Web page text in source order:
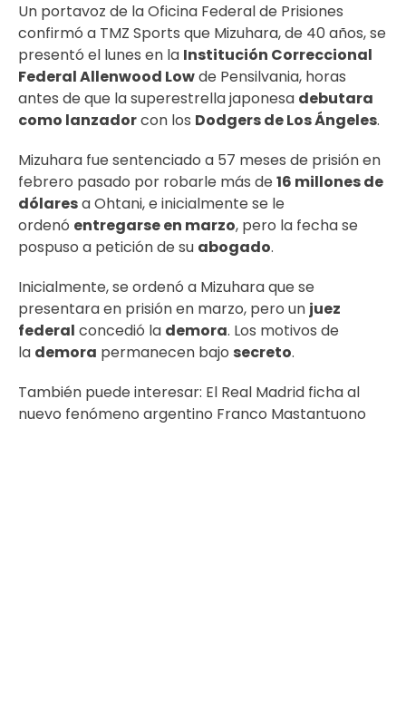
Un portavoz de la Oficina Federal de Prisiones
confirmó a TMZ Sports que Mizuhara, de 40 años, se
presentó el lunes en la Institución Correccional
Federal Allenwood Lowde Pensilvania, horas
antes de que la superestrella japonesa debutara
como lanzadorcon los Dodgers de Los Ángeles.
Mizuhara fue sentenciado a 57 meses de prisión en
febrero pasado por robarle más de 16 millones de
dólaresa Ohtani, e inicialmente se le
ordenó entregarse en marzo, pero la fecha se
pospuso a petición de su abogado.
Inicialmente, se ordenó a Mizuhara que se
presentara en prisión en marzo, pero un juez
federal concedió la demora. Los motivos de
la demora permanecen bajo secreto.
También puede interesar: El Real Madrid ficha al
nuevo fenómeno argentino Franco Mastantuono